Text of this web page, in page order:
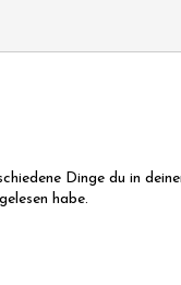
Dinge du in
habe.